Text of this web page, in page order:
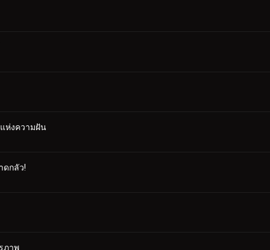
ห่งความฝัน
ดกลัว!
ภาพ